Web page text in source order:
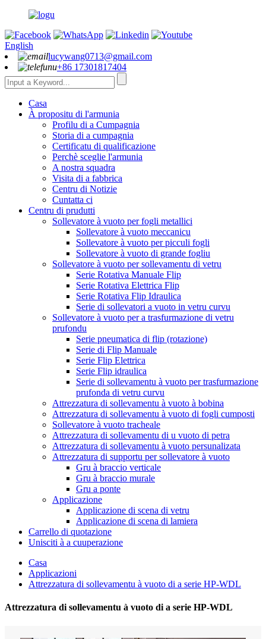
English
lucywang0713@gmail.com
+86 17301817404
Casa
À propositu di l'armunia
Profilu di a Cumpagnia
Storia di a cumpagnia
Certificatu di qualificazione
Perchè sceglie l'armunia
A nostra squadra
Visita di a fabbrica
Centru di Notizie
Cuntatta ci
Centru di prudutti
Sollevatore à vuoto per fogli metallici
Sollevatore à vuoto meccanicu
Sollevatore à vuoto per picculi fogli
Sollevatore à vuoto di grande fogliu
Sollevatore à vuoto per sollevamentu di vetru
Serie Rotativa Manuale Flip
Serie Rotativa Elettrica Flip
Serie Rotativa Flip Idraulica
Serie di sollevatori a vuoto in vetru curvu
Sollevatore à vuoto per a trasfurmazione di vetru
prufondu
Serie pneumatica di flip (rotazione)
Serie di Flip Manuale
Serie Flip Elettrica
Serie Flip idraulica
Serie di sollevamentu à vuoto per trasfurmazione
prufonda di vetru curvu
Attrezzatura di sollevamentu à vuoto à bobina
Attrezzatura di sollevamentu à vuoto di fogli cumposti
Sollevatore à vuoto tracheale
Attrezzatura di sollevamentu di u vuoto di petra
Attrezzatura di sollevamentu à vuoto persunalizata
Attrezzatura di supportu per sollevatore à vuoto
Gru à braccio verticale
Gru à braccio murale
Gru a ponte
Applicazione
Applicazione di scena di vetru
Applicazione di scena di lamiera
Carrello di quotazione
Unisciti à a cuuperazione
Casa
Applicazioni
Attrezzatura di sollevamentu à vuoto di a serie HP-WDL
Attrezzatura di sollevamentu à vuoto di a serie HP-WDL